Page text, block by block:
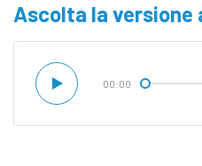
Ascolta la
00:00